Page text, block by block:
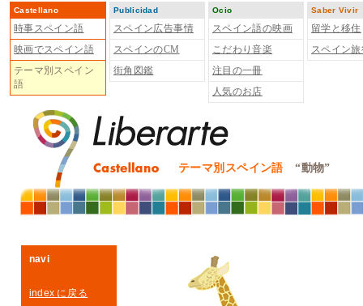
Castellano
時事スペイン語
映画でスペイン語
テーマ別スペイン
語
Publicidad
スペイン広告事情
スペインのCM
街角図鑑
Ocio
スペイン語の映画
こだわり音楽
注目の一冊
人気のお店
Saber Vivir
留学と移住
スペイン
テーマ別スペイン語 “動物”
navi
index に戻る